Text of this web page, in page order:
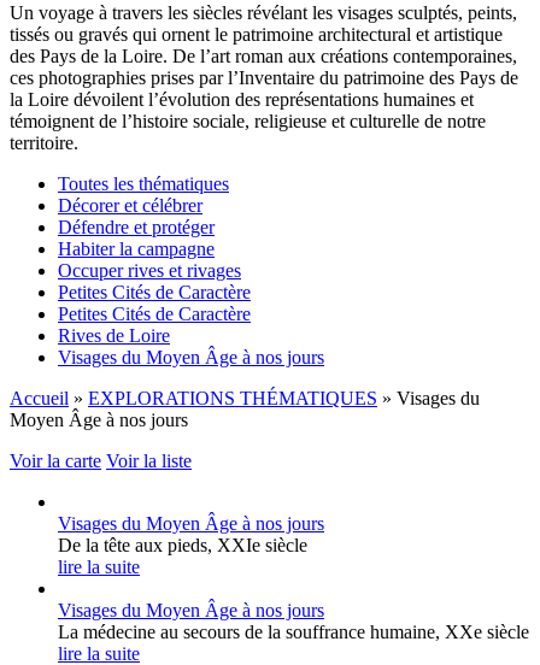
Un voyage à travers les siècles révélant les visages sculptés, peints,
tissés ou gravés qui ornent le patrimoine architectural et artistique
des Pays de la Loire. De l’art roman aux créations contemporaines,
ces photographies prises par l’Inventaire du patrimoine des Pays de
la Loire dévoilent l’évolution des représentations humaines et
témoignent de l’histoire sociale, religieuse et culturelle de notre
territoire.
Toutes les thématiques
Décorer et célébrer
Défendre et protéger
Habiter la campagne
Occuper rives et rivages
Petites Cités de Caractère
Petites Cités de Caractère
Rives de Loire
Visages du Moyen Âge à nos jours
Accueil » EXPLORATIONS THÉMATIQUES » Visages du
Moyen Âge à nos jours
Voir la carte Voir la liste
Visages du Moyen Âge à nos jours
De la tête aux pieds, XXIe siècle
lire la suite
Visages du Moyen Âge à nos jours
La médecine au secours de la souffrance humaine, XXe siècle
lire la suite